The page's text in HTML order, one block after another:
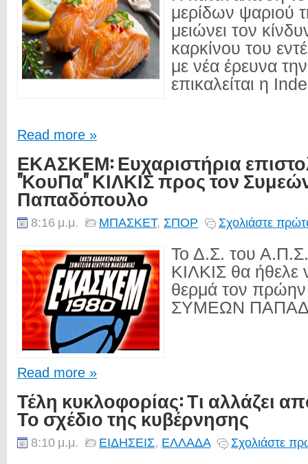
μερίδων ψαριού
μειώνει τον
καρκίνου του
με νέα έρευνα
επικαλείται η
Read more »
ΕΚΑΣΚΕΜ: Ευχαριστήρια
"ΚουΠα" ΚΙΛΚΙΣ προς τον
Παπαδόπουλο
8:16 μ.μ. ΜΠΑΣΚΕΤ, ΣΠΟΡ Σχολιάστε
Το Δ.Σ. του
ΚΙΛΚΙΣ θα ήθελε
θερμά τον
ΣΥΜΕΩΝ
Read more »
Τέλη κυκλοφορίας: Τι αλλάζει
Το σχέδιο της κυβέρνησης
8:10 μ.μ. ΕΙΔΗΣΕΙΣ, ΕΛΛΑΔΑ Σχολιάστε